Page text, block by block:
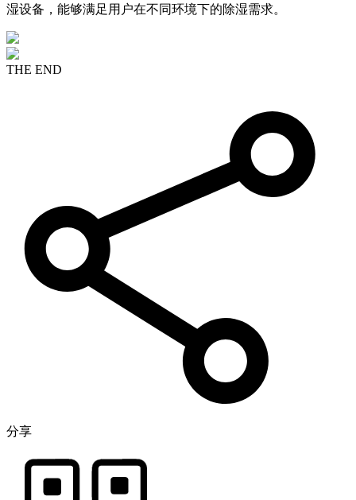
湿设备，能够满足用户在不同环境下的除湿需求。
THE END
分享